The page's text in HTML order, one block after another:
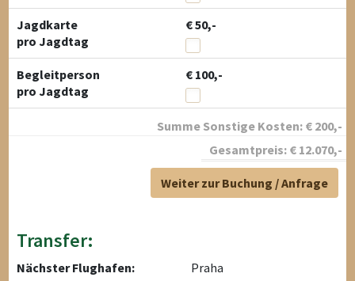
Jagdkarte
€ 50,-
pro Jagdtag
Begleitperson
€ 100,-
pro Jagdtag
Summe Sonstige Kosten: € 200,-
Gesamtpreis: € 12.070,-
Weiter zur Buchung / Anfrage
Transfer:
Nächster Flughafen:
Praha